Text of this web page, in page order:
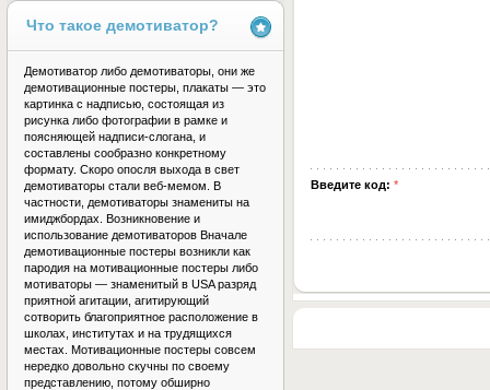
Введите код: *
Что такое демотиватор?
Демотиватор либо демотиваторы, они же
демотивационные постеры, плакаты — это
картинка с надписью, состоящая из
рисунка либо фотографии в рамке и
поясняющей надписи-слогана, и
составлены сообразно конкретному
формату. Скоро опосля выхода в свет
демотиваторы стали веб-мемом. В
частности, демотиваторы знамениты на
имиджбордах. Возникновение и
использование демотиваторов Вначале
демотивационные постеры возникли как
пародия на мотивационные постеры либо
мотиваторы — знаменитый в USA разряд
приятной агитации, агитирующий
сотворить благоприятное расположение в
школах, институтах и на трудящихся
местах. Мотивационные постеры совсем
нередко довольно скучны по своему
представлению, потому обширно